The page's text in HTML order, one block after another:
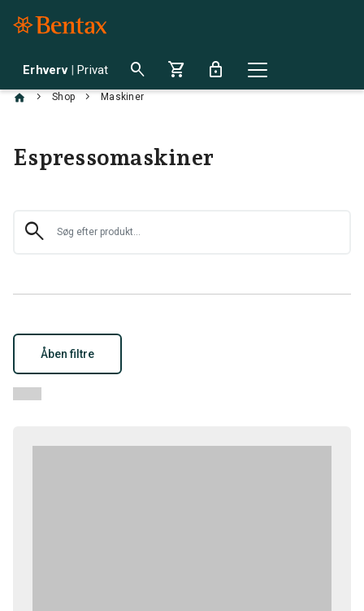
Erhverv | Privat search shopping_cart lock
chevron_right Shop chevron_right Maskiner
Espressomaskiner
search
Åben filtre